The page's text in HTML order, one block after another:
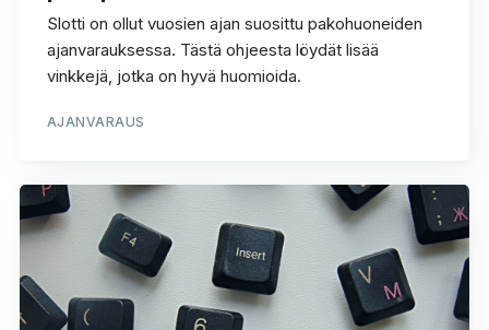
Slotti on ollut vuosien ajan suosittu pakohuoneiden
ajanvarauksessa. Tästä ohjeesta löydät lisää
vinkkejä, jotka on hyvä huomioida.
AJANVARAUS